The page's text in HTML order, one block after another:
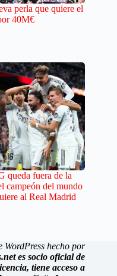
perla que quiere el
40M€
queda fuera de la
campeón del mundo
al Real Madrid
hecho por
es socio oficial de
tiene acceso a